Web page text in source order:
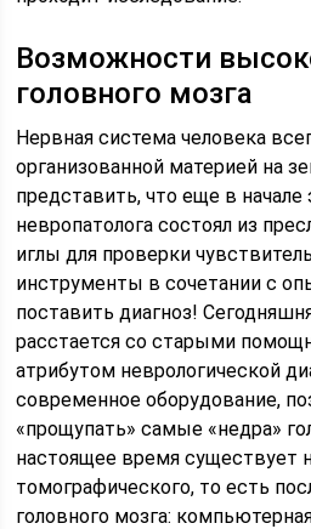
Возможности
головного мозга
Нервная система человека
организованной материей на
представить, что еще в начале
невропатолога состоял из
иглы для проверки
инструменты в сочетании с
поставить диагноз!
расстается со старыми
атрибутом неврологической
современное оборудование,
«прощупать» самые «недра»
настоящее время существует
томографического, то есть
головного мозга: